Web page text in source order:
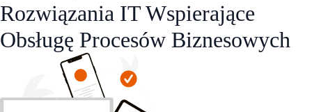
Rozwiązania ITWspierające
Obsługę Procesów Biznesowych